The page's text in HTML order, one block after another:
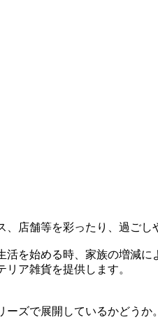
店舗等を彩ったり、過ごし
を始める時、家族の増減
ア雑貨を提供します。
ズで展開しているかどう